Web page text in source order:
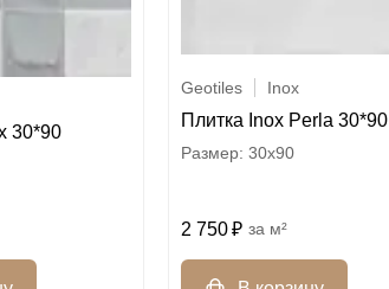
30*90
Geotiles Inox
Плитка Inox Perla 30*90
30x90
2 750 м²